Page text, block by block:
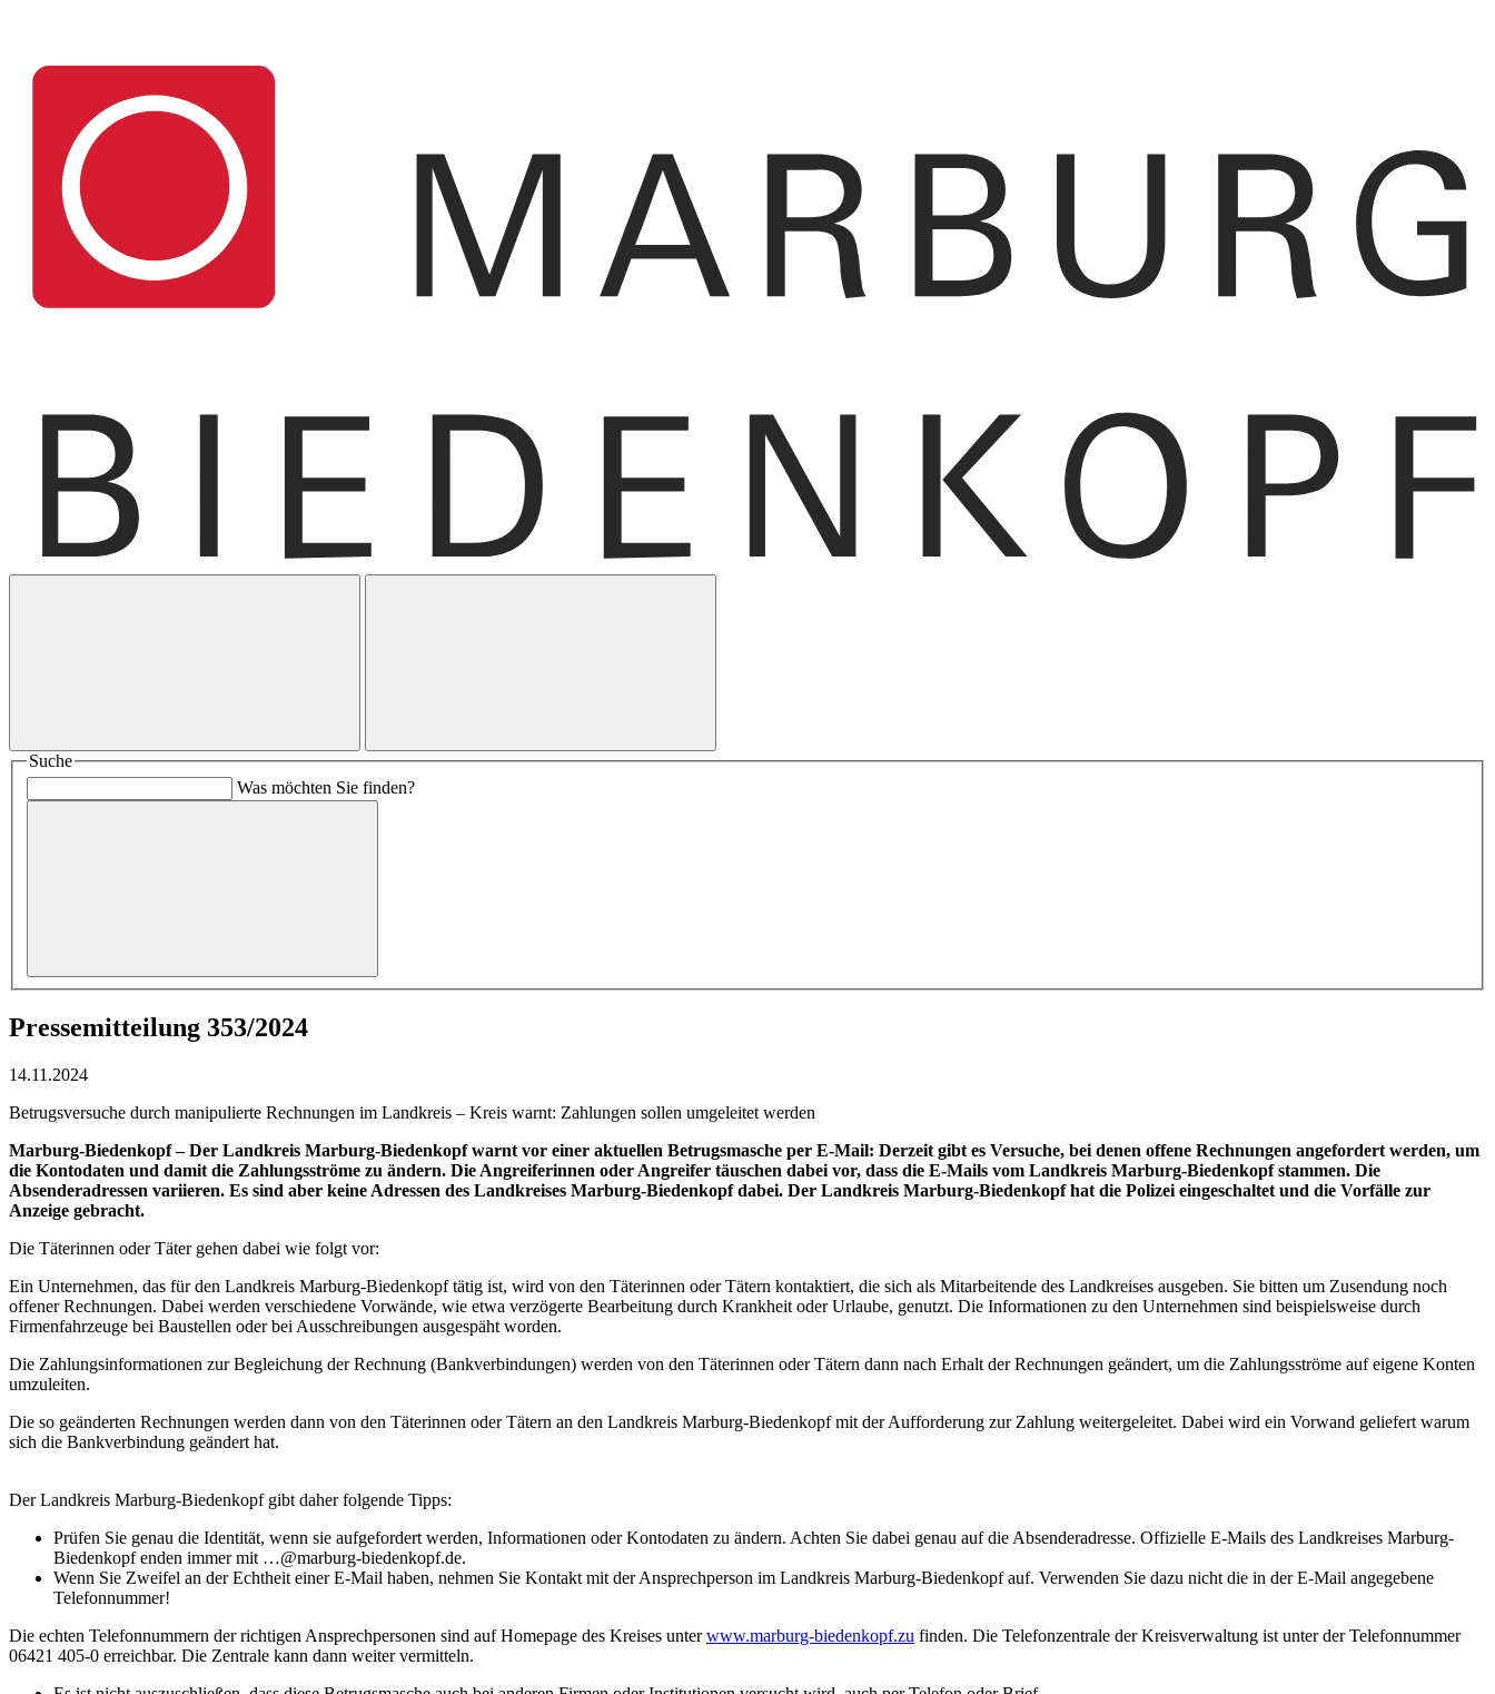
Suche
Was möchten Sie finden?
Pressemitteilung 353/2024
14.11.2024
Betrugsversuche durch manipulierte Rechnungen im Landkreis – Kreis warnt: Zahlungen sollen umgeleitet werden
Marburg-Biedenkopf – Der Landkreis Marburg-Biedenkopf warnt vor einer aktuellen Betrugsmasche per E-Mail: Derzeit gibt es Versuche, bei denen offene Rechnungen angefordert werden, um
die Kontodaten und damit die Zahlungsströme zu ändern. Die Angreiferinnen oder Angreifer täuschen dabei vor, dass die E-Mails vom Landkreis Marburg-Biedenkopf stammen. Die
Absenderadressen variieren. Es sind aber keine Adressen des Landkreises Marburg-Biedenkopf dabei. Der Landkreis Marburg-Biedenkopf hat die Polizei eingeschaltet und die Vorfälle zur
Anzeige gebracht.
Die Täterinnen oder Täter gehen dabei wie folgt vor:
Ein Unternehmen, das für den Landkreis Marburg-Biedenkopf tätig ist, wird von den Täterinnen oder Tätern kontaktiert, die sich als Mitarbeitende des Landkreises ausgeben. Sie bitten um Zusendung noch
offener Rechnungen. Dabei werden verschiedene Vorwände, wie etwa verzögerte Bearbeitung durch Krankheit oder Urlaube, genutzt. Die Informationen zu den Unternehmen sind beispielsweise durch
Firmenfahrzeuge bei Baustellen oder bei Ausschreibungen ausgespäht worden.
Die Zahlungsinformationen zur Begleichung der Rechnung (Bankverbindungen) werden von den Täterinnen oder Tätern dann nach Erhalt der Rechnungen geändert, um die Zahlungsströme auf eigene Konten
umzuleiten.
Die so geänderten Rechnungen werden dann von den Täterinnen oder Tätern an den Landkreis Marburg-Biedenkopf mit der Aufforderung zur Zahlung weitergeleitet. Dabei wird ein Vorwand geliefert warum
sich die Bankverbindung geändert hat.
Der Landkreis Marburg-Biedenkopf gibt daher folgende Tipps:
Prüfen Sie genau die Identität, wenn sie aufgefordert werden, Informationen oder Kontodaten zu ändern. Achten Sie dabei genau auf die Absenderadresse. Offizielle E-Mails des Landkreises Marburg-
Biedenkopf enden immer mit …@marburg-biedenkopf.de.
Wenn Sie Zweifel an der Echtheit einer E-Mail haben, nehmen Sie Kontakt mit der Ansprechperson im Landkreis Marburg-Biedenkopf auf. Verwenden Sie dazu nicht die in der E-Mail angegebene
Telefonnummer!
Die echten Telefonnummern der richtigen Ansprechpersonen sind auf Homepage des Kreises unterwww.marburg-biedenkopf.zu finden. Die Telefonzentrale der Kreisverwaltung ist unter der Telefonnummer
06421 405-0 erreichbar. Die Zentrale kann dann weiter vermitteln.